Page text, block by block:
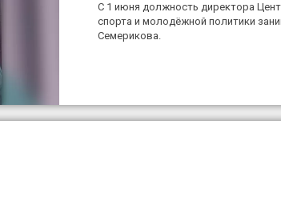
С 1 июня должность директора
спорта и молодёжной политики
Семерикова.